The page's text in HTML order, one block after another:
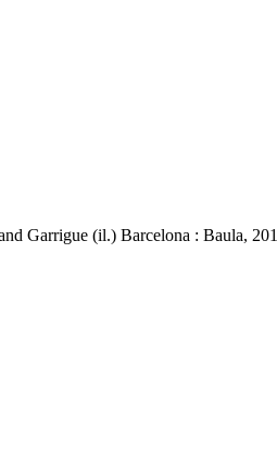
Garrigue (il.) Barcelona : Baula,